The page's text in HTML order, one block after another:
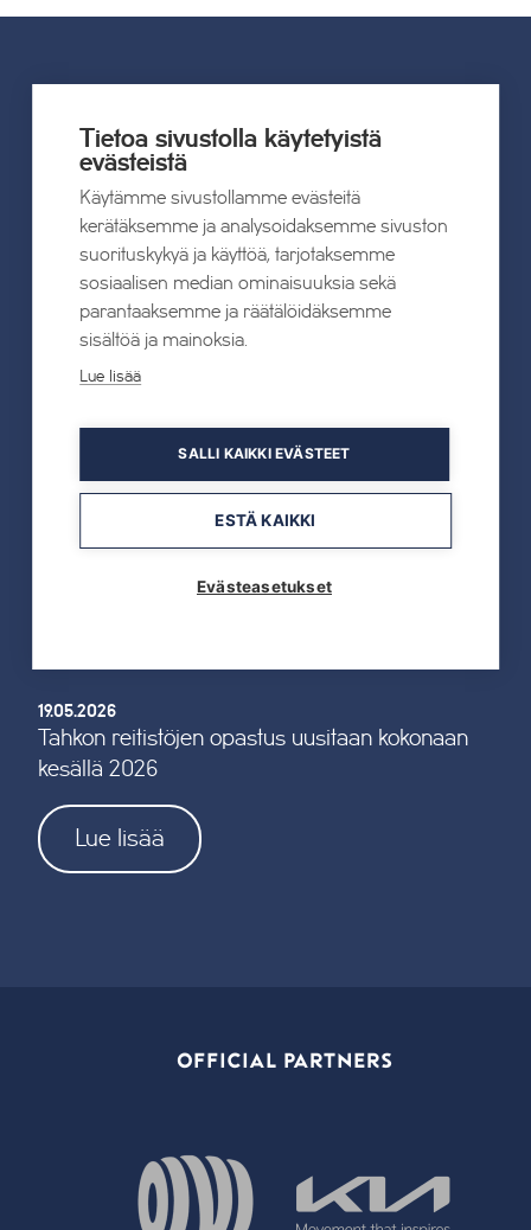
Tahkon Talviteatterissa nauretaan
suomalaiselle arjelle
Lue lisää
19.05.2026
TAHKOcom palkittiin Vuoden Digiyrityksenä
19.05.2026
Tahkon reitistöjen opastus uusitaan kokonaan
kesällä 2026
Lue lisää
OFFICIAL PARTNERS
Tietoa sivustolla käytetyistä
evästeistä
Käytämme sivustollamme evästeitä
kerätäksemme ja analysoidaksemme sivuston
suorituskykyä ja käyttöä, tarjotaksemme
sosiaalisen median ominaisuuksia sekä
parantaaksemme ja räätälöidäksemme
sisältöä ja mainoksia.
Lue lisää
SALLI KAIKKI EVÄSTEET
ESTÄ KAIKKI
Evästeasetukset